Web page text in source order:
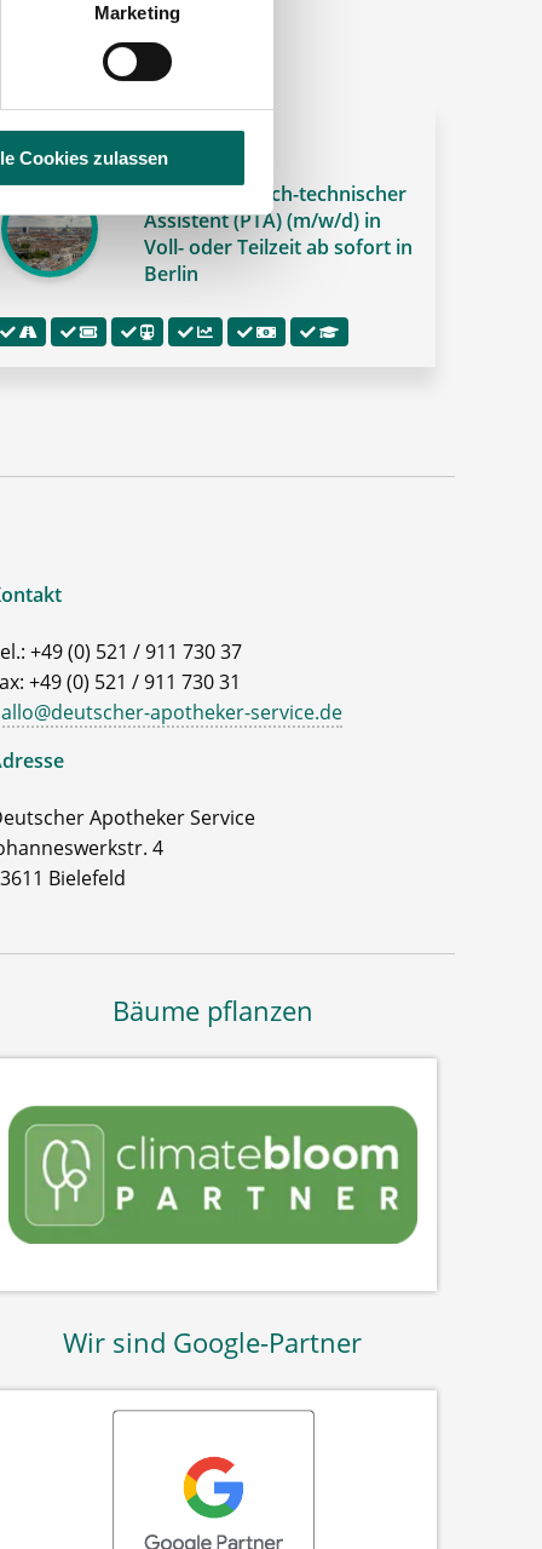
Marketing
Cookies zulassen
PREMIUM-STELLENANGEBOT 🌟
Pharmazeutisch-technischer
Assistent (PTA) (m/w/d) in
Voll- oder Teilzeit ab sofort in
Berlin
+49 (0) 521 / 911 730 37
+49 (0) 521 / 911 730 31
apotheker-service.de
Apotheker Service
4
Bielefeld
Bäume pflanzen
Wir sind Google-Partner